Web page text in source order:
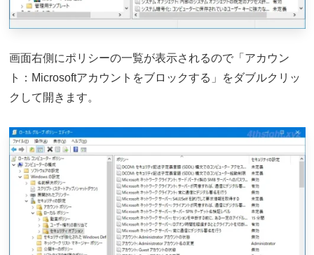
画面右側にポリシーの一覧が表示されるので「アカウン
ト：Microsoftアカウントをブロックする」をダブルクリッ
クして開きます。